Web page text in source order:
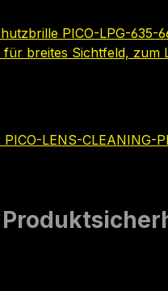
PICO-LPG-
breites Sichtfeld,
LENS-CLEANING-